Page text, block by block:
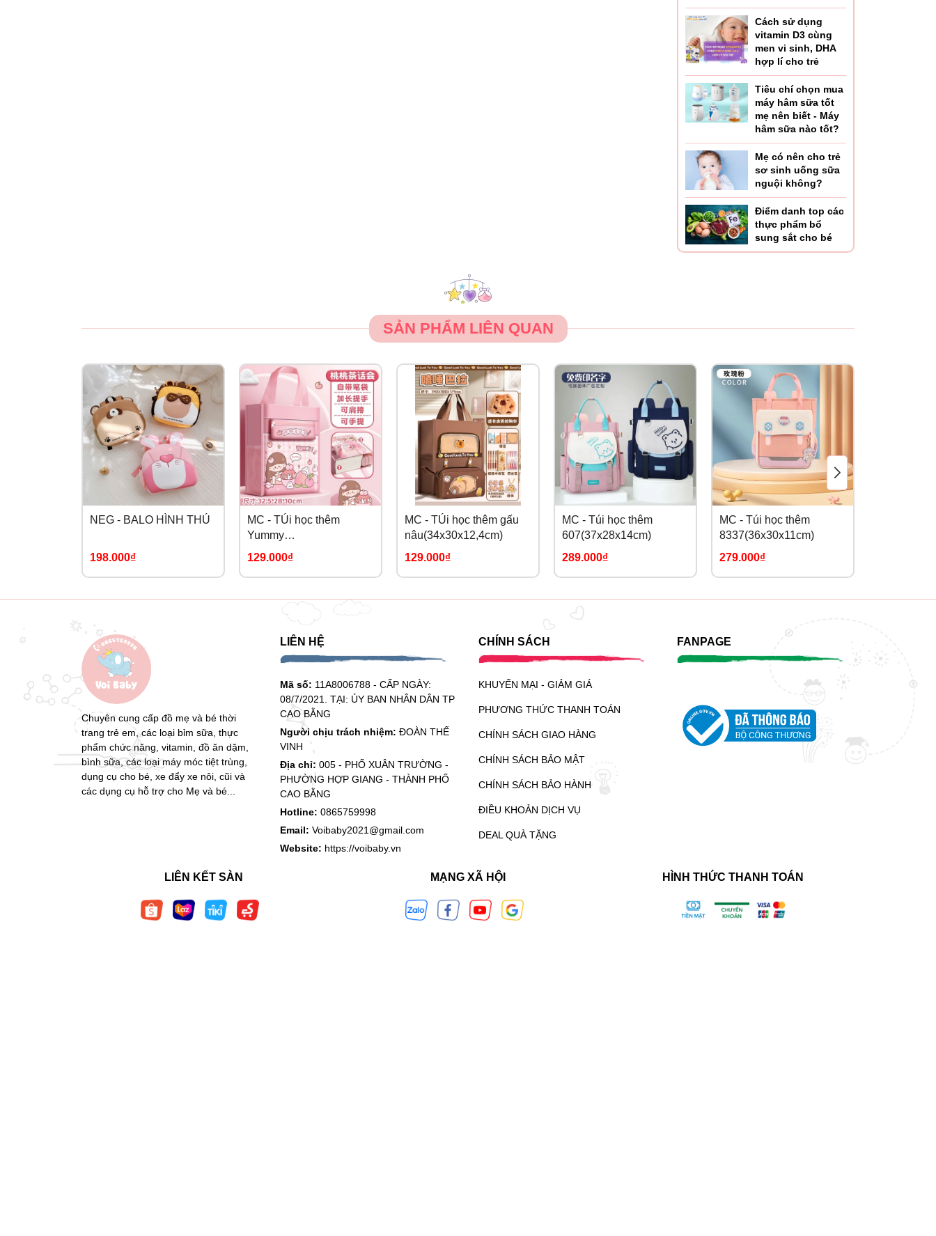
Cách sử dụng
vitamin D3 cùng
men vi sinh, DHA
hợp lí cho trẻ
Tiêu chí chọn mua
máy hâm sữa tốt
mẹ nên biết - Máy
hâm sữa nào tốt?
Mẹ có nên cho trẻ
sơ sinh uống sữa
nguội không?
Điểm danh top các
thực phẩm bổ
sung sắt cho bé
SẢN PHẨM LIÊN QUAN
NEG - BALO HÌNH THÚ
198.000₫
MC - TÚi học thêm
Yummy
hồng(31,3x35x15,4cm)
129.000₫
MC - TÚi học thêm gấu
nâu(34x30x12,4cm)
129.000₫
MC - Túi học thêm
607(37x28x14cm)
289.000₫
MC - Túi học thêm
8337(36x30x11cm)
279.000₫
Chuyên cung cấp đồ mẹ và bé thời
trang trẻ em, các loại bỉm sữa, thực
phẩm chức năng, vitamin, đồ ăn dặm,
bình sữa, các loại máy móc tiệt trùng,
dụng cụ cho bé, xe đẩy xe nôi, cũi và
các dụng cụ hỗ trợ cho Mẹ và bé...
LIÊN HỆ
Mã số: 11A8006788 - CẤP NGÀY:
08/7/2021. TẠI: ỦY BAN NHÂN DÂN TP
CAO BẰNG
Người chịu trách nhiệm: ĐOÀN THẾ
VINH
Địa chỉ: 005 - PHỐ XUÂN TRƯỜNG -
PHƯỜNG HỢP GIANG - THÀNH PHỐ
CAO BẰNG
Hotline: 0865759998
Email: Voibaby2021@gmail.com
Website: https://voibaby.vn
CHÍNH SÁCH
KHUYẾN MẠI - GIẢM GIÁ
PHƯƠNG THỨC THANH TOÁN
CHÍNH SÁCH GIAO HÀNG
CHÍNH SÁCH BẢO MẬT
CHÍNH SÁCH BẢO HÀNH
ĐIỀU KHOẢN DỊCH VỤ
DEAL QUÀ TẶNG
FANPAGE
LIÊN KẾT SÀN MẠNG XÃ HỘI HÌNH THỨC THANH TOÁN